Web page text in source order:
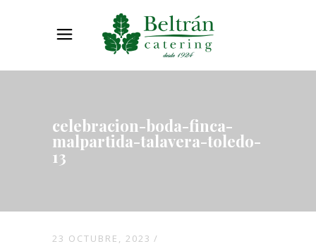
celebracion-boda-finca-
malpartida-talavera-toledo-
13
23 OCTUBRE, 2023